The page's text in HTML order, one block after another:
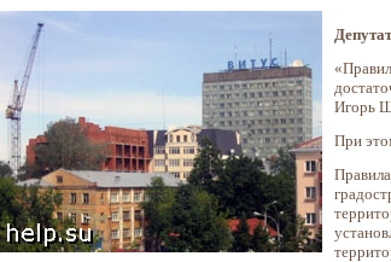
Игорь
При